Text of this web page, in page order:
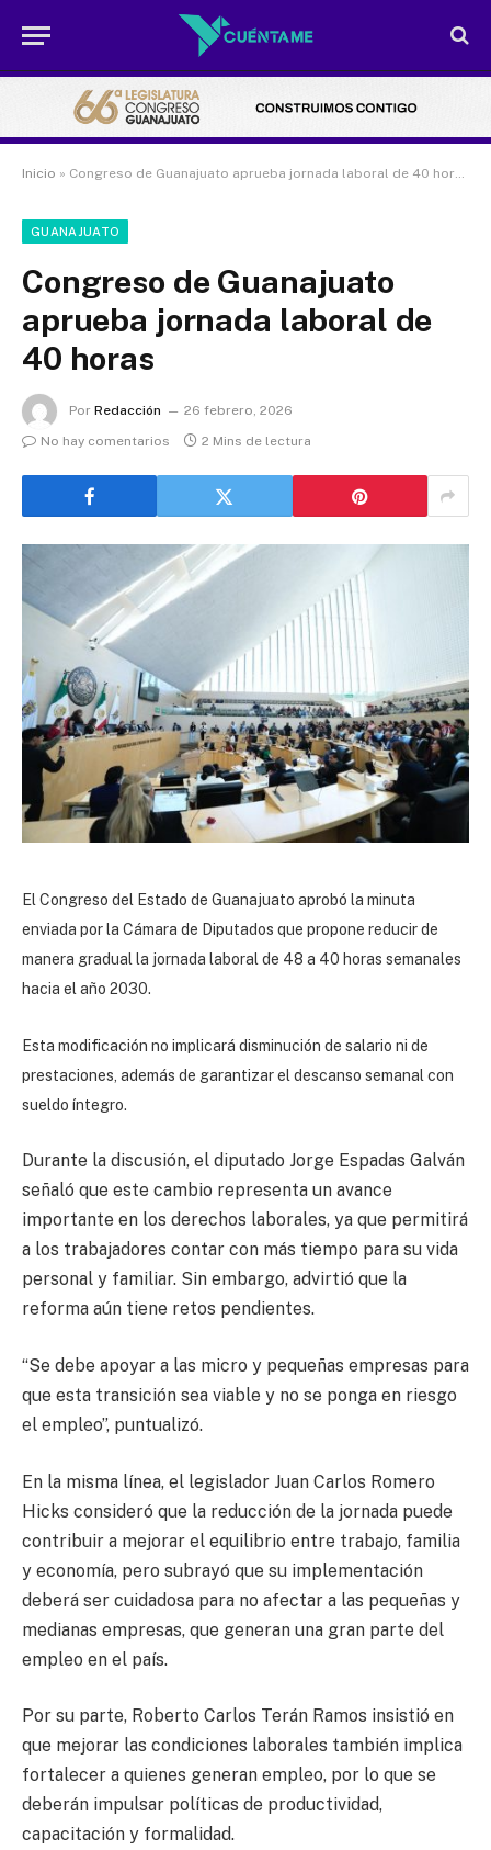
Inicio » Congreso de Guanajuato aprueba jornada laboral de 40 horas
GUANAJUATO
Congreso de Guanajuato
aprueba jornada laboral de
40 horas
Por Redacción
26 febrero, 2026
No hay comentarios
2 Mins de lectura
El Congreso del Estado de Guanajuato aprobó la minuta
enviada por la Cámara de Diputados que propone reducir de
manera gradual la jornada laboral de 48 a 40 horas semanales
hacia el año 2030.
Esta modificación no implicará disminución de salario ni de
prestaciones, además de garantizar el descanso semanal con
sueldo íntegro.
Durante la discusión, el diputado Jorge Espadas Galván
señaló que este cambio representa un avance
importante en los derechos laborales, ya que permitirá
a los trabajadores contar con más tiempo para su vida
personal y familiar. Sin embargo, advirtió que la
reforma aún tiene retos pendientes.
“Se debe apoyar a las micro y pequeñas empresas para
que esta transición sea viable y no se ponga en riesgo
el empleo”, puntualizó.
En la misma línea, el legislador Juan Carlos Romero
Hicks consideró que la reducción de la jornada puede
contribuir a mejorar el equilibrio entre trabajo, familia
y economía, pero subrayó que su implementación
deberá ser cuidadosa para no afectar a las pequeñas y
medianas empresas, que generan una gran parte del
empleo en el país.
Por su parte, Roberto Carlos Terán Ramos insistió en
que mejorar las condiciones laborales también implica
fortalecer a quienes generan empleo, por lo que se
deberán impulsar políticas de productividad,
capacitación y formalidad.